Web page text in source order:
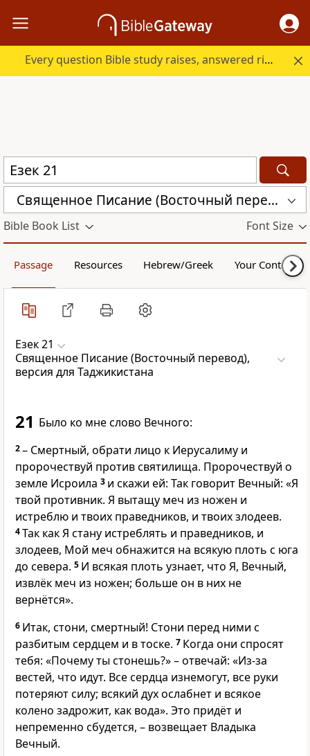
Every question Bible study raises, answered right here.
Священное Писание (Восточный перевод), версия для Таджикистана (CARST)
Bible Book List Font Size
Passage Resources Hebrew/Greek Your Content
Езек 21
Священное Писание (Восточный перевод),
версия для Таджикистана
21 Было ко мне слово Вечного:
2– Смертный, обрати лицо к Иерусалиму и
пророчествуй против святилища. Пророчествуй о
земле Исроила 3 и скажи ей: Так говорит Вечный: «Я
твой противник. Я вытащу меч из ножен и
истреблю и твоих праведников, и твоих злодеев.
4Так как Я стану истреблять и праведников, и
злодеев, Мой меч обнажится на всякую плоть с юга
до севера. 5 И всякая плоть узнает, что Я, Вечный,
извлёк меч из ножен; больше он в них не
вернётся».
6 Итак, стони, смертный! Стони перед ними с
разбитым сердцем и в тоске. 7 Когда они спросят
тебя: «Почему ты стонешь?» – отвечай: «Из-за
вестей, что идут. Все сердца изнемогут, все руки
потеряют силу; всякий дух ослабнет и всякое
колено задрожит, как вода». Это придёт и
непременно сбудется, – возвещает Владыка
Вечный.